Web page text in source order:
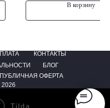
В корзину
КОНТАКТЫ
БЛОГ
ОФЕРТА
Tilda